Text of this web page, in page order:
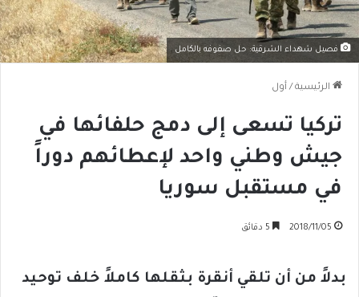
فصيل شهداء الشرقية: حل صفوفه بالكامل
الرئيسية / أول
تركيا تسعى إلى دمج حلفائها في
جيش وطني واحد لإعطائهم دوراً
في مستقبل سوريا
2018/11/05
بدلاً من أن تلقي أنقرة بثقلها كاملاً خلف توحيد